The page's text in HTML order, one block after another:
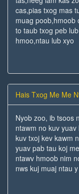
cas,pias txog mas
muag poob,hmoob
to taub txog peb
hmoo,ntau lub xyo
Hais Txog Me Me
Nyob zoo, ib tsoos
ntawm no kuv
kuv txoj kev kawm
yuav pab tau koj
ntawv hmoob nim
nws kuj muaj ntau y